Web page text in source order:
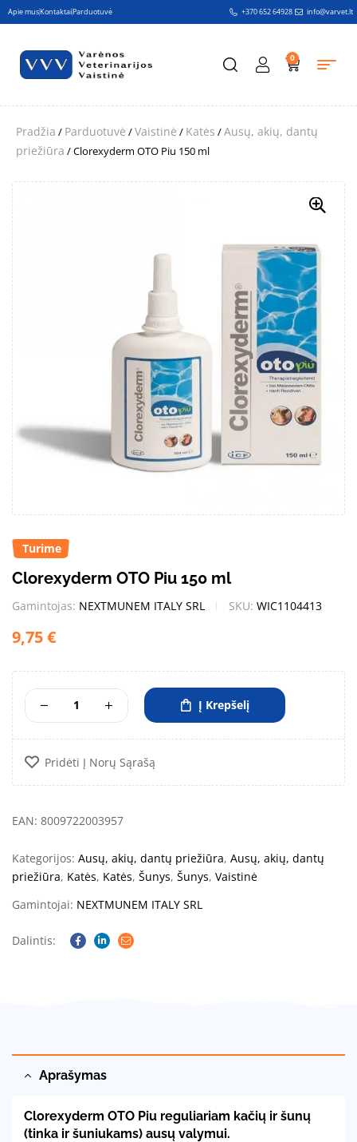
Apie musKontaktaiParduotuvė +370 652 64928 info@varvet.lt
0
Pradžia / Parduotuvė /Vaistinė / Katės /Ausų, akių, dantų
priežiūra / Clorexyderm OTO Piu 150 ml
Turime
Clorexyderm OTO Piu 150 ml
Gamintojas: NEXTMUNEM ITALY SRL SKU: WIC1104413
9,75€
Į Krepšelį
Pridėti Į Norų Sąrašą
EAN: 8009722003957
Kategorijos: Ausų, akių, dantų priežiūra, Ausų, akių, dantų
priežiūra, Katės, Katės, Šunys, Šunys, Vaistinė
Gamintojai: NEXTMUNEM ITALY SRL
Dalintis:
Facebook
Linkedin
Email
Aprašymas
Clorexyderm OTO Piu reguliariam kačių ir šunų
(tinka ir šuniukams) ausų valymui.